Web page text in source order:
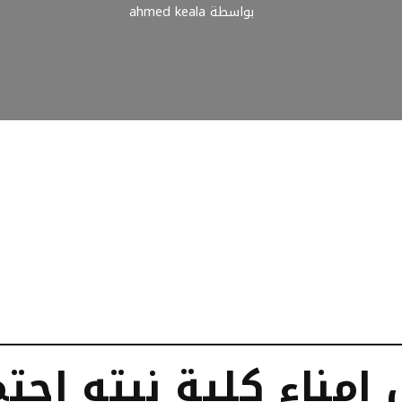
بواسطة ahmed keala